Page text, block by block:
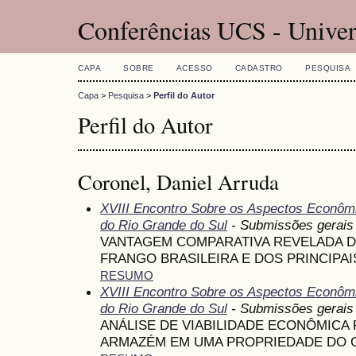
Conferências UCS -
CAPA SOBRE ACESSO CADASTRO PESQUISA
Capa > Pesquisa > Perfil do Autor
Perfil do Autor
Coronel, Daniel Arruda
XVIII Encontro Sobre os Aspectos
do Rio Grande do Sul - Submissões gerais
VANTAGEM COMPARATIVA REVELADA
FRANGO BRASILEIRA E DOS
RESUMO
XVIII Encontro Sobre os Aspectos
do Rio Grande do Sul - Submissões gerais
ANÁLISE DE VIABILIDADE ECONÔMICA
ARMAZÉM EM UMA PROPRIEDADE DO